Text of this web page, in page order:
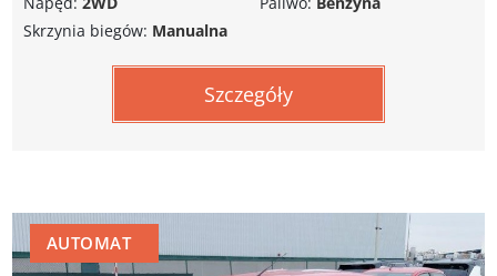
Skrzynia biegów: Manualna
Szczegóły
AUTOMAT